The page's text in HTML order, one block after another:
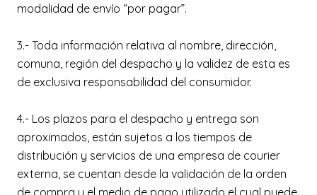
modalidad de envío “por pagar”.
3.- Toda información relativa al nombre, dirección,
comuna, región del despacho y la validez de esta es
de exclusiva responsabilidad del consumidor.
4.- Los plazos para el despacho y entrega son
aproximados, están sujetos a los tiempos de
distribución y servicios de una empresa de courier
externa, se cuentan desde la validación de la orden
de compra y el medio de pago utilizado el cual puede